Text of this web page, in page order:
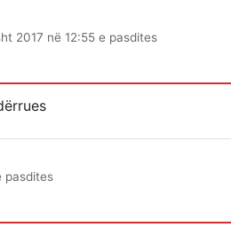
2017 në 12:55 e pasdites
pasdites